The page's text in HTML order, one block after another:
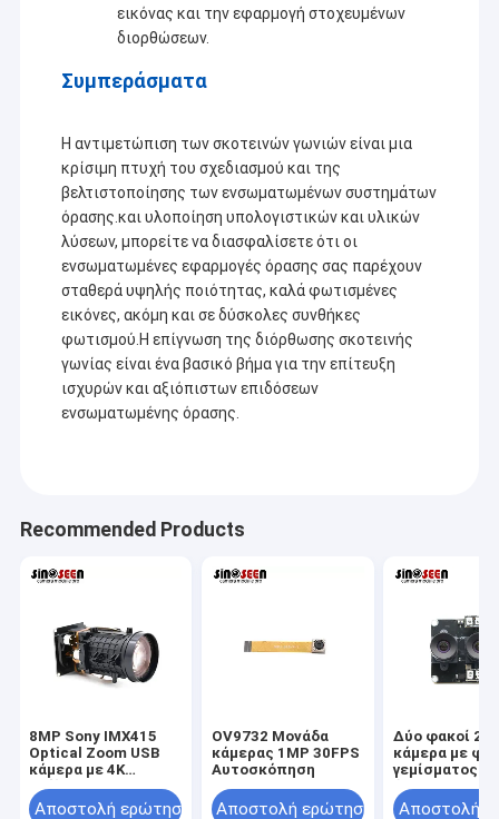
εικόνας και την εφαρμογή στοχευμένων
διορθώσεων.
Συμπεράσματα
Η αντιμετώπιση των σκοτεινών γωνιών είναι μια
κρίσιμη πτυχή του σχεδιασμού και της
βελτιστοποίησης των ενσωματωμένων συστημάτων
όρασης.και υλοποίηση υπολογιστικών και υλικών
λύσεων, μπορείτε να διασφαλίσετε ότι οι
ενσωματωμένες εφαρμογές όρασης σας παρέχουν
σταθερά υψηλής ποιότητας, καλά φωτισμένες
εικόνες, ακόμη και σε δύσκολες συνθήκες
φωτισμού.Η επίγνωση της διόρθωσης σκοτεινής
γωνίας είναι ένα βασικό βήμα για την επίτευξη
ισχυρών και αξιόπιστων επιδόσεων
ενσωματωμένης όρασης.
Recommended Products
8MP Sony IMX415
Optical Zoom USB
κάμερα με 4K
ανάλυση
Αποστολή ερώτησης
OV9732 Μονάδα
κάμερας 1MP 30FPS
Αυτοσκόπηση
Αποστολή ερώτησης
Δύο φακοί
κάμερα με
γεμίσματος
διεπαφή USB
βελτιωμένη
Αποστολή